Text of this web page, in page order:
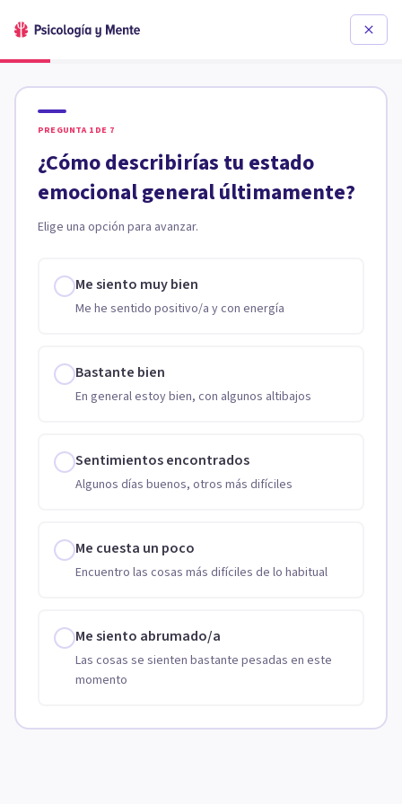
PREGUNTA 1 DE 7
¿Cómo describirías tu estado
emocional general últimamente?
Elige una opción para avanzar.
Me siento muy bien
Me he sentido positivo/a y con energía
Bastante bien
En general estoy bien, con algunos altibajos
Sentimientos encontrados
Algunos días buenos, otros más difíciles
Me cuesta un poco
Encuentro las cosas más difíciles de lo habitual
Me siento abrumado/a
Las cosas se sienten bastante pesadas en este
momento